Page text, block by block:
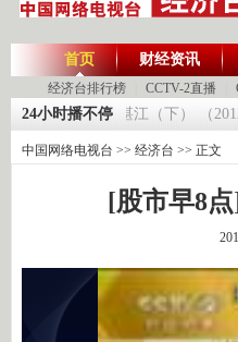
首页
经济台排行榜 CCTV-2直播
财经资讯
24小时播不停
集大利 走进湛江（下） （
中国网络电视台 >> 经济台 >> 正文
[股市早8